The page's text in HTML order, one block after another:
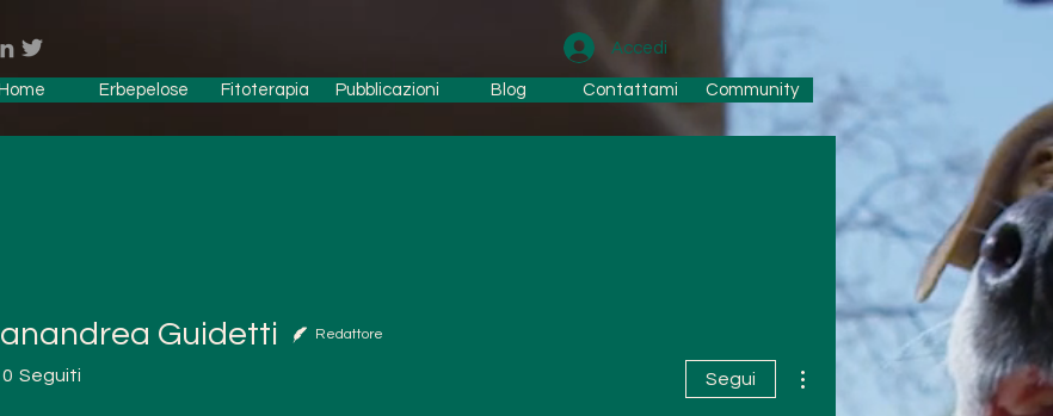
Accedi
Home Erbepelose Fitoterapia Pubblicazioni Blog Contattami Community
Guidetti
Guidetti Redattore
0 Seguiti Segui